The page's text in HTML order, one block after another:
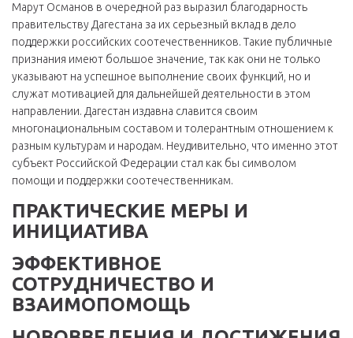
Марут Османов в очередной раз выразил благодарность
правительству Дагестана за их серьезный вклад в дело
поддержки российских соотечественников. Такие публичные
признания имеют большое значение, так как они не только
указывают на успешное выполнение своих функций, но и
служат мотивацией для дальнейшей деятельности в этом
направлении. Дагестан издавна славится своим
многонациональным составом и толерантным отношением к
разным культурам и народам. Неудивительно, что именно этот
субъект Российской Федерации стал как бы символом
помощи и поддержки соотечественникам.
ПРАКТИЧЕСКИЕ МЕРЫ И
ИНИЦИАТИВА
ЭФФЕКТИВНОЕ
СОТРУДНИЧЕСТВО И
ВЗАИМОПОМОЩЬ